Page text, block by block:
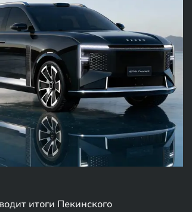
итоги Пекинского